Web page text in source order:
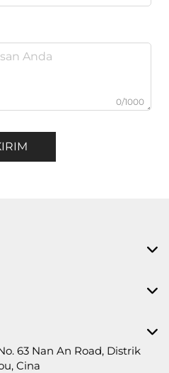
0/1000
63 Nan An Road, Distrik
Cina